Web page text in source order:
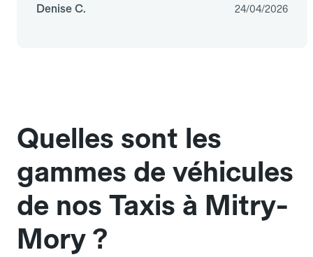
Denise C. 24/04/2026
Quelles sont les
gammes de véhicules
de nos Taxis à Mitry-
Mory ?